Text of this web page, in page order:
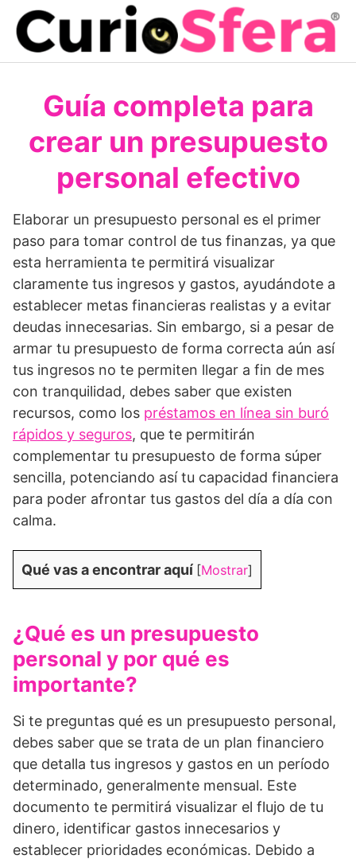
Saltar
contenido
Guía completa para
crear un presupuesto
personal efectivo
Elaborar un presupuesto personal es el primer
paso para tomar control de tus finanzas, ya que
esta herramienta te permitirá visualizar
claramente tus ingresos y gastos, ayudándote a
establecer metas financieras realistas y a evitar
deudas innecesarias. Sin embargo, si a pesar de
armar tu presupuesto de forma correcta aún así
tus ingresos no te permiten llegar a fin de mes
con tranquilidad, debes saber que existen
recursos, como los préstamos en línea sin buró
rápidos y seguros, que te permitirán
complementar tu presupuesto de forma súper
sencilla, potenciando así tu capacidad financiera
para poder afrontar tus gastos del día a día con
calma.
Qué vas a encontrar aquí [Mostrar]
¿Qué es un presupuesto
personal y por qué es
importante?
Si te preguntas qué es un presupuesto personal,
debes saber que se trata de un plan financiero
que detalla tus ingresos y gastos en un período
determinado, generalmente mensual. Este
documento te permitirá visualizar el flujo de tu
dinero, identificar gastos innecesarios y
establecer prioridades económicas. Debido a